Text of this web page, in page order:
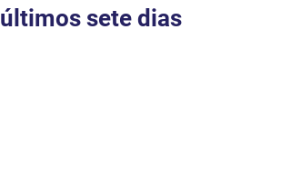
últimos sete dias